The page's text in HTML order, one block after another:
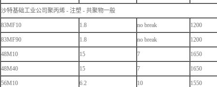
沙特基础工业公司聚丙烯 - 注塑 - 共聚物一般
83MF10 1.8 no break 1200
83MF90 1.8 no break 1200
48M10 15 7 1650
48M40 15 7 1650
56M10 6.2 10 1550